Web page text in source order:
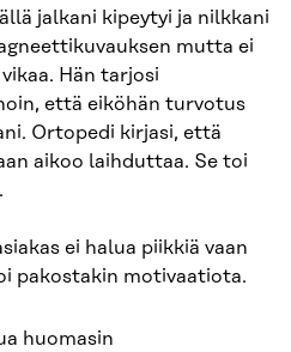
jalkani kipeytyi ja nilkkani
mutta ei
Hän tarjosi
että eiköhän turvotus
Ortopedi kirjasi, että
aikoo laihduttaa. Se toi
ei halua piikkiä vaan
pakostakin motivaatiota.
huomasin